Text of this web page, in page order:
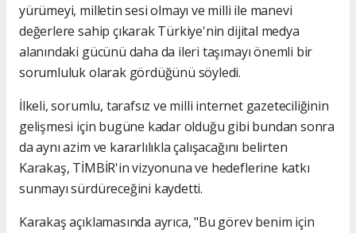
yürümeyi, milletin sesi olmayı ve milli ile manevi
değerlere sahip çıkarak Türkiye'nin dijital medya
alanındaki gücünü daha da ileri taşımayı önemli bir
sorumluluk olarak gördüğünü söyledi.
İlkeli, sorumlu, tarafsız ve milli internet gazeteciliğinin
gelişmesi için bugüne kadar olduğu gibi bundan sonra
da aynı azim ve kararlılıkla çalışacağını belirten
Karakaş, TİMBİR'in vizyonuna ve hedeflerine katkı
sunmayı sürdüreceğini kaydetti.
Karakaş açıklamasında ayrıca, "Bu görev benim için